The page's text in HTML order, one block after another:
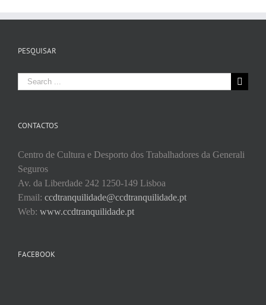
PESQUISAR
Search
for:
CONTACTOS
Centro de Cultura e Desporto dos Trabalhadores da Generali
Seguros
Av. da Liberdade 242 1250-149 Lisboa
Email: ccdtranquilidade@ccdtranquilidade.pt
Web: www.ccdtranquilidade.pt
FACEBOOK